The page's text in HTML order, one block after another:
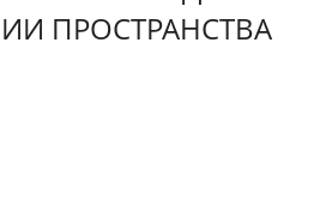
ПРОСТРАНСТВА